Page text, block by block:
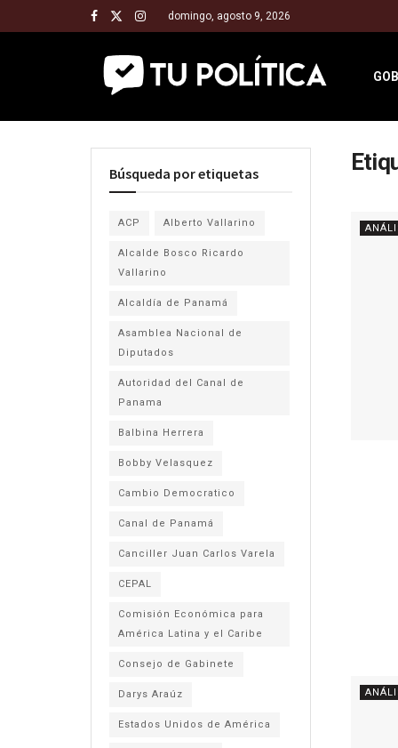
domingo, agosto 9, 2026
Búsqueda por etiquetas
ACP Alberto Vallarino
Alcalde Bosco Ricardo
Vallarino
Alcaldía de Panamá
Asamblea Nacional de
Diputados
Autoridad del Canal de
Panama
Balbina Herrera
Bobby Velasquez
Cambio Democratico
Canal de Panamá
Canciller Juan Carlos Varela
CEPAL
Comisión Económica para
América Latina y el Caribe
Consejo de Gabinete
Darys Araúz
Estados Unidos de América